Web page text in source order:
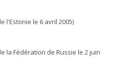
l'Estonie le 6 avril 2005)
la Fédération de Russie le 2 juin